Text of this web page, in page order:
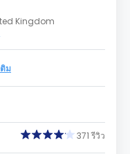
Kingdom
ติม
371 รีวิว